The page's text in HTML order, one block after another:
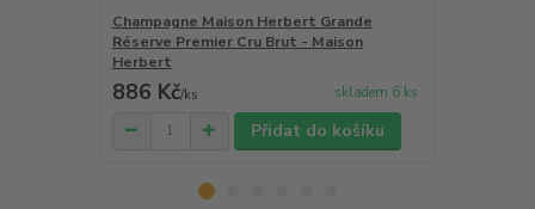
Champagne Maison Herbert Grande
Réserve Premier Cru Brut - Maison
Herbert
886 Kč/ks skladem 6 ks
Přidat do košíku